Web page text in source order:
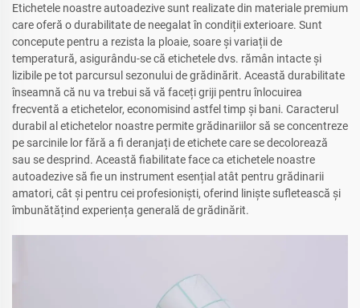
Etichetele noastre autoadezive sunt realizate din materiale premium
care oferă o durabilitate de neegalat în condiții exterioare. Sunt
concepute pentru a rezista la ploaie, soare și variații de
temperatură, asigurându-se că etichetele dvs. rămân intacte și
lizibile pe tot parcursul sezonului de grădinărit. Această durabilitate
înseamnă că nu va trebui să vă faceți griji pentru înlocuirea
frecventă a etichetelor, economisind astfel timp și bani. Caracterul
durabil al etichetelor noastre permite grădinariilor să se concentreze
pe sarcinile lor fără a fi deranjați de etichete care se decolorează
sau se desprind. Această fiabilitate face ca etichetele noastre
autoadezive să fie un instrument esențial atât pentru grădinarii
amatori, cât și pentru cei profesioniști, oferind liniște sufletească și
îmbunătățind experiența generală de grădinărit.